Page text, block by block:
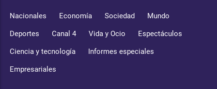
Nacionales Economía Sociedad Mundo
Deportes Canal 4 Vida y Ocio Espectáculos
Ciencia y tecnología Informes especiales
Empresariales